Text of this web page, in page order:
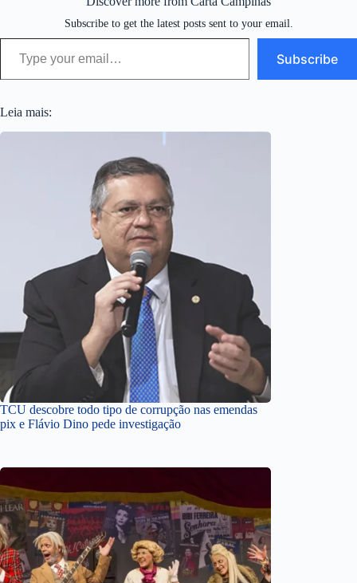
Subscribe to get the latest posts sent to your email.
Type your email…
Subscribe
Leia mais:
TCU descobre todo tipo de corrupção nas emendas
pix e Flávio Dino pede investigação